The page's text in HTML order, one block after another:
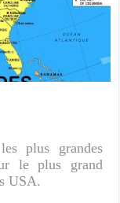
plus grandes
le plus grand
USA.